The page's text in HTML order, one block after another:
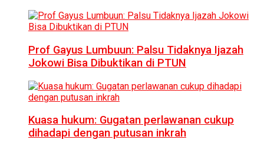
Prof Gayus Lumbuun: Palsu Tidaknya Ijazah
Jokowi Bisa Dibuktikan di PTUN
Kuasa hukum: Gugatan perlawanan cukup
dihadapi dengan putusan inkrah